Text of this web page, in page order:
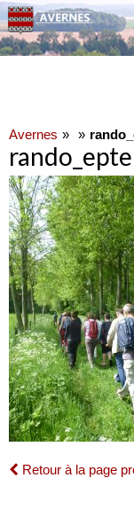
Avernes
rando_epte
Retour à la page